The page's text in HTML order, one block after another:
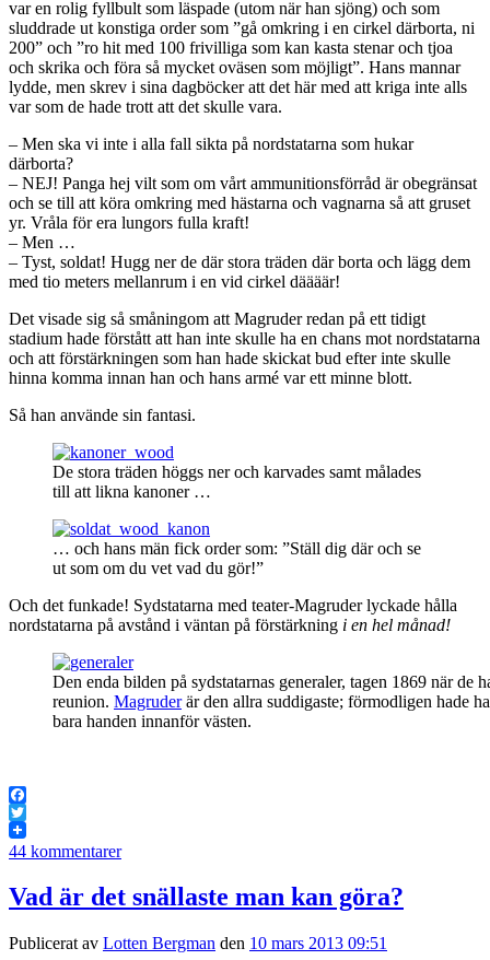
var en rolig fyllbult som läspade (utom när han sjöng) och som
sluddrade ut konstiga order som ”gå omkring i en cirkel därborta, ni
200” och ”ro hit med 100 frivilliga som kan kasta stenar och tjoa
och skrika och föra så mycket oväsen som möjligt”. Hans mannar
lydde, men skrev i sina dagböcker att det här med att kriga inte alls
var som de hade trott att det skulle vara.
– Men ska vi inte i alla fall sikta på nordstatarna som hukar
därborta?
– NEJ! Panga hej vilt som om vårt ammunitionsförråd är obegränsat
och se till att köra omkring med hästarna och vagnarna så att gruset
yr. Vråla för era lungors fulla kraft!
– Men …
– Tyst, soldat! Hugg ner de där stora träden där borta och lägg dem
med tio meters mellanrum i en vid cirkel däääär!
Det visade sig så småningom att Magruder redan på ett tidigt
stadium hade förstått att han inte skulle ha en chans mot nordstatarna
och att förstärkningen som han hade skickat bud efter inte skulle
hinna komma innan han och hans armé var ett minne blott.
Så han använde sin fantasi.
De stora träden höggs ner och karvades samt målades
till att likna kanoner …
… och hans män fick order som: ”Ställ dig där och se
ut som om du vet vad du gör!”
Och det funkade! Sydstatarna med teater-Magruder lyckade hålla
nordstatarna på avstånd i väntan på förstärkning i en hel månad!
Den enda bilden på sydstatarnas generaler, tagen 1869 när de
reunion. Magruderär den allra suddigaste; förmodligen hade
bara handen innanför västen.
Facebook
Twitter
44 kommentarer
Vad är det snällaste man kan göra?
Publicerat av Lotten Bergman den 10 mars 2013 09:51